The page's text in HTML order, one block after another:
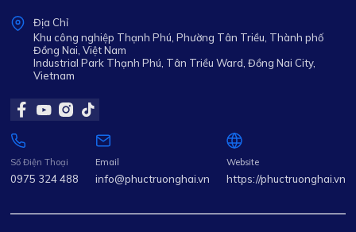
Địa Chỉ
Khu công nghiệp Thạnh Phú, Phường Tân Triều, Thành phố
Đồng Nai, Việt Nam
Industrial Park Thạnh Phú, Tân Triều Ward, Đồng Nai City,
Vietnam
Số Điện Thoại
0975 324 488
Email
info@phuctruonghai.vn
Website
https://phuctruonghai.vn